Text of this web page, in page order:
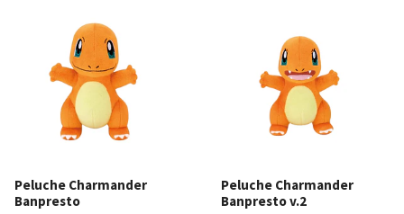
Peluche Charmander
Banpresto
Peluche Charmander
Banpresto v.2